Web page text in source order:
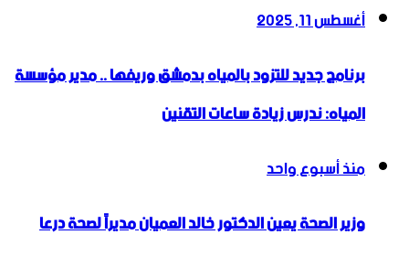
أغسطس 11, 2025
برنامج جديد للتزود بالمياه بدمشق وريفها .. مدير مؤسسة
المياه: ندرس زيادة ساعات التقنين
منذ أسبوع واحد
وزير الصحة يعين الدكتور خالد العميان مديراً لصحة درعا